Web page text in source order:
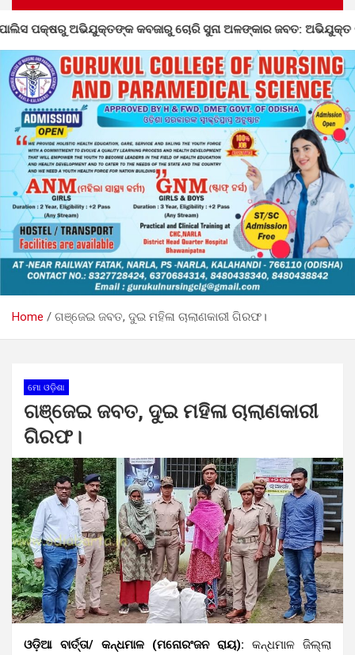
ଅଳଙ୍କାର ଜବତ: ଅଭିଯୁକ୍ତ ଗିରଫ ନର୍ଲାରେ ୮୦ତମ
Home ଗଞ୍ଜେଇ ଜବତ, ଦୁଇ ମହିଳା ଚାଲାଣକାରୀ ଗିରଫ।
ମୋ ଓଡ଼ିଶା
ଗଞ୍ଜେଇ ଜବତ, ଦୁଇ ମହିଳା ଚାଲାଣକାରୀ
ଗିରଫ।
ଓଡ଼ିଆ ବାର୍ତ୍ତା/ କନ୍ଧମାଳ (ମନୋରଂଜନ ରାୟ): କନ୍ଧମାଳ ଜିଲ୍ଲା